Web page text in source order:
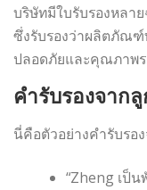
บริษัทมีใบรับรองหลาย
ซึ่งรับรองว่าผลิตภัณ
ปลอดภัยและคุณภาพ
คำรับรองจาก
นี่คือตัวอย่างคำรับรอ
“Zheng เป็